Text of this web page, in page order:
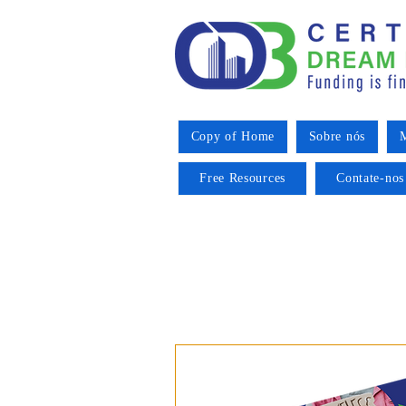
Copy of Home Sobre nós
Free Resources Contate-nos